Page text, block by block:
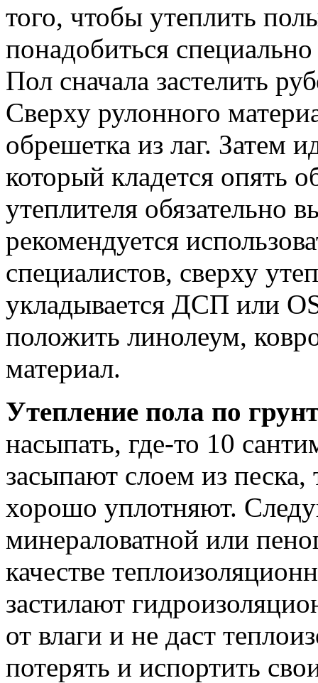
того, чтобы утеплить
понадобиться
Пол сначала застелить
Сверху рулонного
обрешетка из лаг. Затем
который кладется опять
утеплителя обязательно
рекомендуется
специалистов, сверху
укладывается ДСП или
положить линолеум,
материал.
Утепление пола по
насыпать, где-то 10
засыпают слоем из
хорошо уплотняют.
минераловатной или
качестве
застилают
от влаги и не даст
потерять и испортить